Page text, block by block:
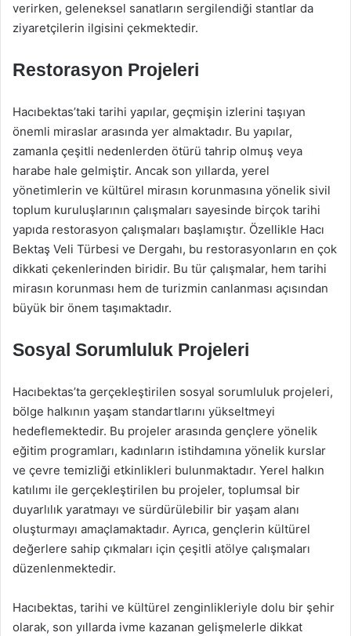
verirken, geleneksel sanatların sergilendiği stantlar da
ziyaretçilerin ilgisini çekmektedir.
Restorasyon Projeleri
Hacıbektas’taki tarihi yapılar, geçmişin izlerini taşıyan
önemli miraslar arasında yer almaktadır. Bu yapılar,
zamanla çeşitli nedenlerden ötürü tahrip olmuş veya
harabe hale gelmiştir. Ancak son yıllarda, yerel
yönetimlerin ve kültürel mirasın korunmasına yönelik sivil
toplum kuruluşlarının çalışmaları sayesinde birçok tarihi
yapıda restorasyon çalışmaları başlamıştır. Özellikle Hacı
Bektaş Veli Türbesi ve Dergahı, bu restorasyonların en çok
dikkati çekenlerinden biridir. Bu tür çalışmalar, hem tarihi
mirasın korunması hem de turizmin canlanması açısından
büyük bir önem taşımaktadır.
Sosyal Sorumluluk Projeleri
Hacıbektas’ta gerçekleştirilen sosyal sorumluluk projeleri,
bölge halkının yaşam standartlarını yükseltmeyi
hedeflemektedir. Bu projeler arasında gençlere yönelik
eğitim programları, kadınların istihdamına yönelik kurslar
ve çevre temizliği etkinlikleri bulunmaktadır. Yerel halkın
katılımı ile gerçekleştirilen bu projeler, toplumsal bir
duyarlılık yaratmayı ve sürdürülebilir bir yaşam alanı
oluşturmayı amaçlamaktadır. Ayrıca, gençlerin kültürel
değerlere sahip çıkmaları için çeşitli atölye çalışmaları
düzenlenmektedir.
Hacıbektas, tarihi ve kültürel zenginlikleriyle dolu bir şehir
olarak, son yıllarda ivme kazanan gelişmelerle dikkat